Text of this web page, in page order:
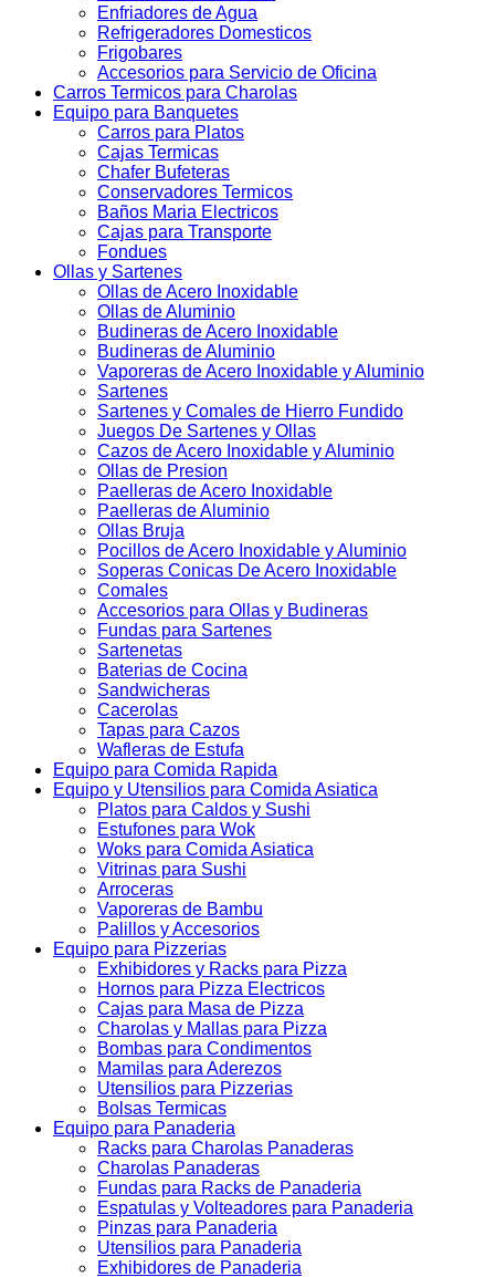
Enfriadores de Agua
Refrigeradores Domesticos
Frigobares
Accesorios para Servicio de Oficina
Carros Termicos para Charolas
Equipo para Banquetes
Carros para Platos
Cajas Termicas
Chafer Bufeteras
Conservadores Termicos
Baños Maria Electricos
Cajas para Transporte
Fondues
Ollas y Sartenes
Ollas de Acero Inoxidable
Ollas de Aluminio
Budineras de Acero Inoxidable
Budineras de Aluminio
Vaporeras de Acero Inoxidable y Aluminio
Sartenes
Sartenes y Comales de Hierro Fundido
Juegos De Sartenes y Ollas
Cazos de Acero Inoxidable y Aluminio
Ollas de Presion
Paelleras de Acero Inoxidable
Paelleras de Aluminio
Ollas Bruja
Pocillos de Acero Inoxidable y Aluminio
Soperas Conicas De Acero Inoxidable
Comales
Accesorios para Ollas y Budineras
Fundas para Sartenes
Sartenetas
Baterias de Cocina
Sandwicheras
Cacerolas
Tapas para Cazos
Wafleras de Estufa
Equipo para Comida Rapida
Equipo y Utensilios para Comida Asiatica
Platos para Caldos y Sushi
Estufones para Wok
Woks para Comida Asiatica
Vitrinas para Sushi
Arroceras
Vaporeras de Bambu
Palillos y Accesorios
Equipo para Pizzerias
Exhibidores y Racks para Pizza
Hornos para Pizza Electricos
Cajas para Masa de Pizza
Charolas y Mallas para Pizza
Bombas para Condimentos
Mamilas para Aderezos
Utensilios para Pizzerias
Bolsas Termicas
Equipo para Panaderia
Racks para Charolas Panaderas
Charolas Panaderas
Fundas para Racks de Panaderia
Espatulas y Volteadores para Panaderia
Pinzas para Panaderia
Utensilios para Panaderia
Exhibidores de Panaderia